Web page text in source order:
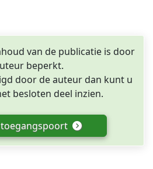
van de publicatie is door
beperkt.
door de auteur dan kunt u
besloten deel inzien.